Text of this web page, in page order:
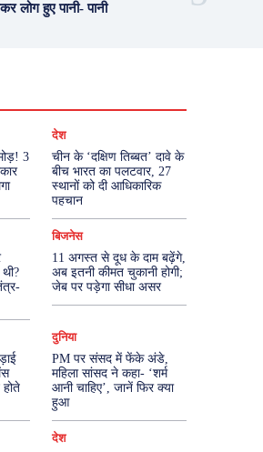
लोग हुए पानी- पानी
दुनिया
मनोरंजन
राजनीति वास्तु शास्त्र
More
3
देश
चीन के ‘दक्षिण तिब्बत’ दावे के
बीच भारत का पलटवार, 27
स्थानों को दी आधिकारिक
पहचान
बिजनेस
11 अगस्त से दूध के दाम बढ़ेंगे,
अब इतनी कीमत चुकानी होगी;
जेब पर पड़ेगा सीधा असर
दुनिया
PM पर संसद में फेंके अंडे,
महिला सांसद ने कहा- ‘शर्म
आनी चाहिए’, जानें फिर क्या
हुआ
देश